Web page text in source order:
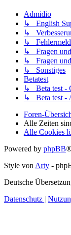
Admidio
↳ English
↳
↳
↳ Fragen
↳ Fragen und
↳ Sonstiges
Betatest
↳ Beta test -
↳ Beta test -
Foren-
Alle Zeiten
Alle Cookies
Powered by phpBB
Style vonArty -
Deutsche
Datenschutz |